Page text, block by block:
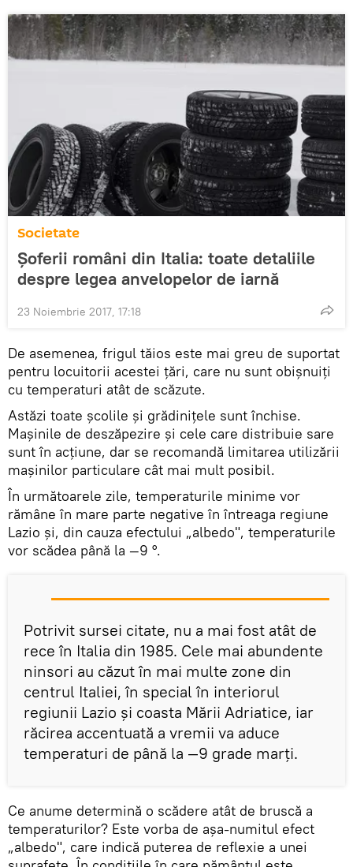
Societate
Şoferii români din Italia: toate detaliile
despre legea anvelopelor de iarnă
23 Noiembrie 2017, 17:18
De asemenea, frigul tăios este mai greu de suportat
pentru locuitorii acestei ţări, care nu sunt obişnuiţi
cu temperaturi atât de scăzute.
Astăzi toate școlile și grădinițele sunt închise.
Maşinile de deszăpezire şi cele care distribuie sare
sunt în acţiune, dar se recomandă limitarea utilizării
maşinilor particulare cât mai mult posibil.
În următoarele zile, temperaturile minime vor
rămâne în mare parte negative în întreaga regiune
Lazio și, din cauza efectului „albedo", temperaturile
vor scădea până la —9 °.
Potrivit sursei citate, nu a mai fost atât de
rece în Italia din 1985. Cele mai abundente
ninsori au căzut în mai multe zone din
centrul Italiei, în special în interiorul
regiunii Lazio și coasta Mării Adriatice, iar
răcirea accentuată a vremii va aduce
temperaturi de până la —9 grade marți.
Ce anume determină o scădere atât de bruscă a
temperaturilor? Este vorba de aşa-numitul efect
„albedo", care indică puterea de reflexie a unei